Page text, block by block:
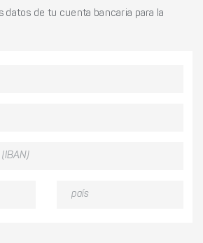
datos de tu cuenta bancaria para la